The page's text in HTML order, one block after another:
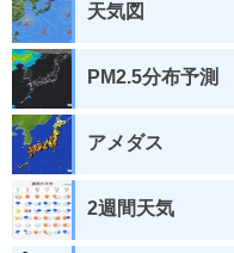
天気図
PM2.5分布予測
アメダス
2週間天気